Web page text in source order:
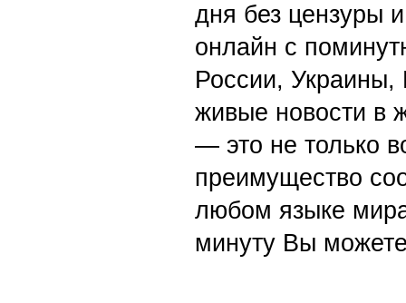
дня без цензуры
онлайн с
России,
живые новости в
— это не только
преимущество
любом языке
минуту Вы